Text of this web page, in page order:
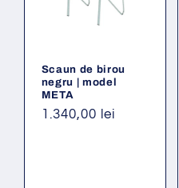
Scaun de birou
negru | model
META
Preț
1.340,00 lei